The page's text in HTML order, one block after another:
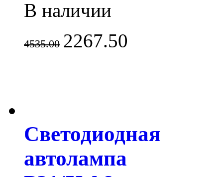
В наличии
4535.00 2267.50
Светодиодная
автолампа